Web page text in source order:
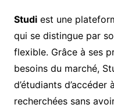
Studiest une
qui se distingue par
flexible. Grâce à ses
besoins du marché,
d’étudiants
recherchées sans